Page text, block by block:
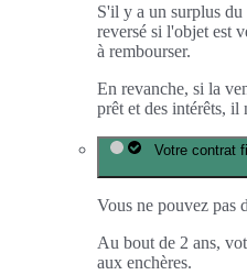
S'il y a un surplus
reversé si l'objet est
à rembourser.
En revanche, si la
prêt et des intérêts, il
Votre contrat
Vous ne pouvez pas
Au bout de 2 ans,
aux enchères.